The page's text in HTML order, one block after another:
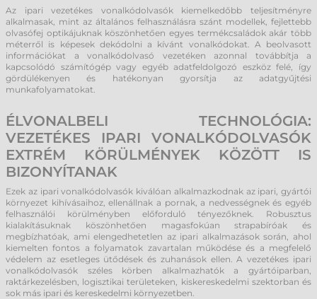
Az ipari vezetékes vonalkódolvasók kiemelkedőbb teljesítményre
alkalmasak, mint az általános felhasználásra szánt modellek, fejlettebb
olvasófej optikájuknak köszönhetően egyes termékcsaládok akár több
méterről is képesek dekódolni a kívánt vonalkódokat. A beolvasott
információkat a vonalkódolvasó vezetéken azonnal továbbítja a
kapcsolódó számítógép vagy egyéb adatfeldolgozó eszköz felé, így
gördülékenyen és hatékonyan gyorsítja az adatgyűjtési
munkafolyamatokat.
ÉLVONALBELI TECHNOLÓGIA:
VEZETÉKES IPARI VONALKÓDOLVASÓK
EXTRÉM KÖRÜLMÉNYEK KÖZÖTT IS
BIZONYÍTANAK
Ezek az ipari vonalkódolvasók kiválóan alkalmazkodnak az ipari, gyártói
környezet kihívásaihoz, ellenállnak a pornak, a nedvességnek és egyéb
felhasználói körülményben előforduló tényezőknek. Robusztus
kialakításuknak köszönhetően magasfokúan strapabíróak és
megbízhatóak, ami elengedhetetlen az ipari alkalmazások során, ahol
kiemelten fontos a folyamatok zavartalan működése és a megfelelő
védelem az esetleges ütődések és zuhanások ellen. A vezetékes ipari
vonalkódolvasók széles körben alkalmazhatók a gyártóiparban,
raktárkezelésben, logisztikai területeken, kiskereskedelmi szektorban és
sok más ipari és kereskedelmi környezetben.